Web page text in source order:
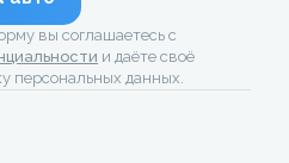
вы соглашаетесь с
и даёте своё
персональных данных.